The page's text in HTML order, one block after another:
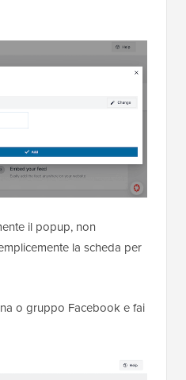
il popup, non
la scheda per
o gruppo Facebook e fai